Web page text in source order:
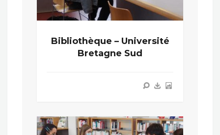
Bibliothèque – Université
Bretagne Sud